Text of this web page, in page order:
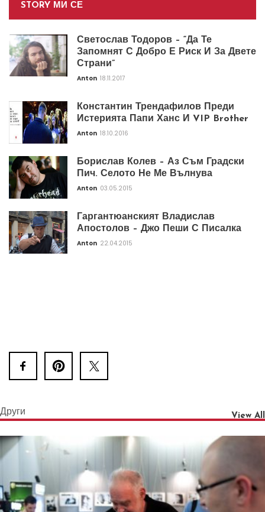
STORY МИ СЕ
Светослав Тодоров – “Да Те
Запомнят С Добро Е Риск И За Двете
Страни”
Anton 18.11.2017
Константин Трендафилов Преди
Истерията Папи Ханс И VIP Brother
Anton 18.10.2016
Борислав Колев – Аз Съм Градски
Пич. Селото Не Ме Вълнува
Anton 03.05.2015
Гаргантюанският Владислав
Апостолов – Джо Пеши С Писалка
Anton 22.04.2015
Други View All